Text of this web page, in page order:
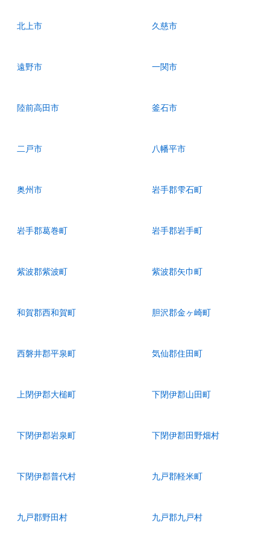
北上市 久慈市
遠野市 一関市
陸前高田市 釜石市
二戸市 八幡平市
奥州市 岩手郡雫石町
岩手郡葛巻町 岩手郡岩手町
紫波郡紫波町 紫波郡矢巾町
和賀郡西和賀町 胆沢郡金ヶ崎町
西磐井郡平泉町 気仙郡住田町
上閉伊郡大槌町 下閉伊郡山田町
下閉伊郡岩泉町 下閉伊郡田野畑村
下閉伊郡普代村 九戸郡軽米町
九戸郡野田村 九戸郡九戸村